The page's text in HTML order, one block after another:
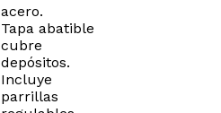
acero.
Tapa abatible
cubre
depósitos.
Incluye
parrillas